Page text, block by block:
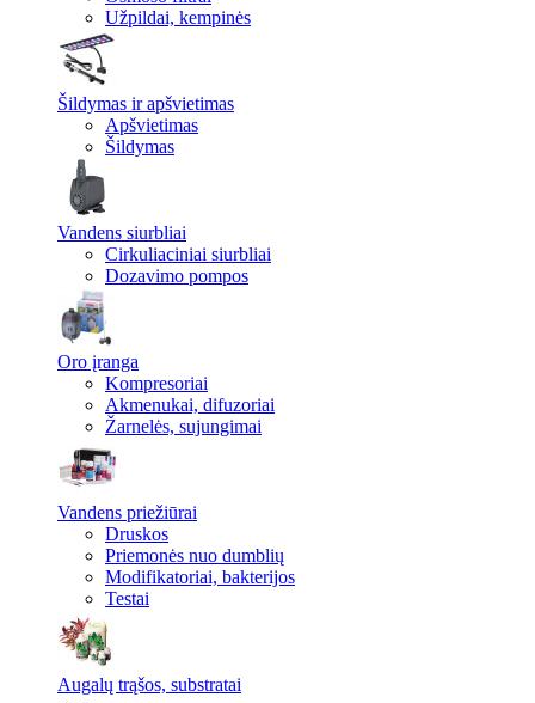
Užpildai, kempinės
Šildymas ir apšvietimas
Apšvietimas
Šildymas
Vandens siurbliai
Cirkuliaciniai siurbliai
Dozavimo pompos
Oro įranga
Kompresoriai
Akmenukai, difuzoriai
Žarnelės, sujungimai
Vandens priežiūrai
Druskos
Priemonės nuo dumblių
Modifikatoriai, bakterijos
Testai
Augalų trąšos, substratai